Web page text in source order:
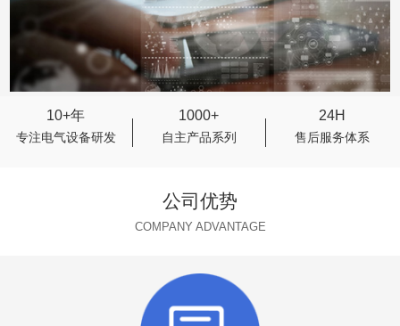
10+年
专注电气设备研发
1000+
自主产品系列
24H
售后服务体系
公司优势
COMPANY ADVANTAGE